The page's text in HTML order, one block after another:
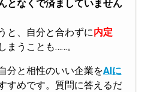
となくで済ましていません
と、自分と合わずに内定
まうことも……。
分と相性のいい企業をAIに
すめです。質問に答えるだ